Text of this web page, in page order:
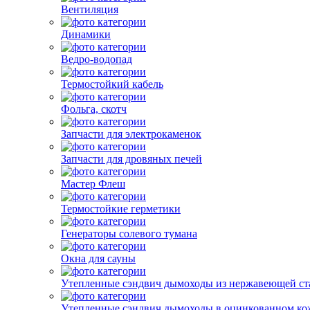
Вентиляция
Динамики
Ведро-водопад
Термостойкий кабель
Фольга, скотч
Запчасти для электрокаменок
Запчасти для дровяных печей
Мастер Флеш
Термостойкие герметики
Генераторы солевого тумана
Окна для сауны
Утепленные сэндвич дымоходы из нержавеющей